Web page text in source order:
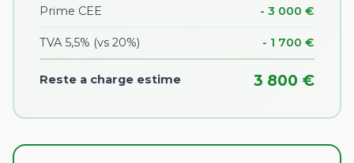
Prime CEE - 3 000 €
TVA 5,5% (vs 20%) - 1 700 €
Reste a charge estime 3 800 €